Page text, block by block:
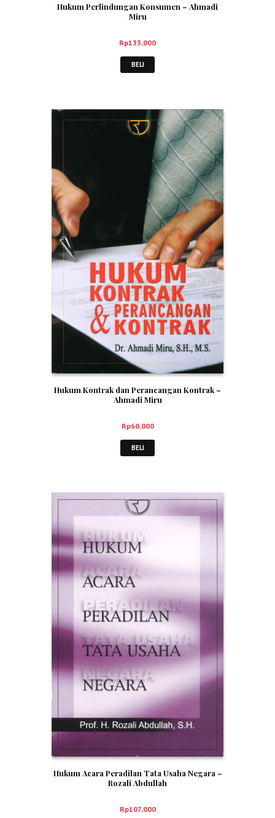
Hukum Perlindungan Konsumen – Ahmadi
Miru
Rp133,000
BELI
Hukum Kontrak dan Perancangan Kontrak –
Ahmadi Miru
Rp60,000
BELI
Hukum Acara Peradilan Tata Usaha Negara –
Rozali Abdullah
Rp107,000